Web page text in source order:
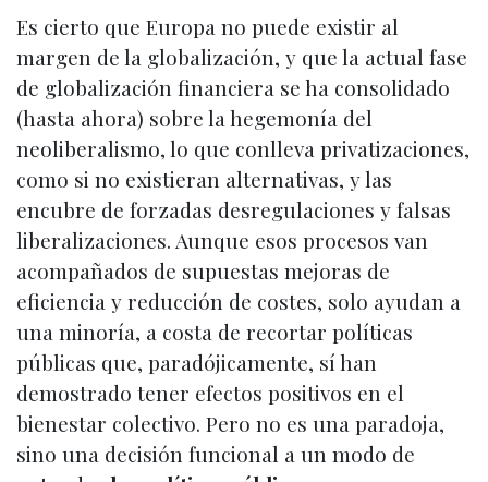
Es cierto que Europa no puede existir al
margen de la globalización, y que la actual fase
de globalización financiera se ha consolidado
(hasta ahora) sobre la hegemonía del
neoliberalismo, lo que conlleva privatizaciones,
como si no existieran alternativas, y las
encubre de forzadas desregulaciones y falsas
liberalizaciones. Aunque esos procesos van
acompañados de supuestas mejoras de
eficiencia y reducción de costes, solo ayudan a
una minoría, a costa de recortar políticas
públicas que, paradójicamente, sí han
demostrado tener efectos positivos en el
bienestar colectivo. Pero no es una paradoja,
sino una decisión funcional a un modo de